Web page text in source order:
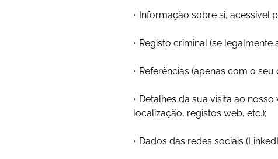
• Informação sobre si, acessível
• Registo criminal (se legalmente
• Referências (apenas com o
• Detalhes da sua visita ao
localização, registos web, etc.);
• Dados das redes sociais